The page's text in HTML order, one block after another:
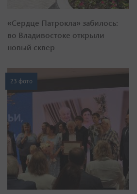
«Сердце Патрокла» забилось:
во Владивостоке открыли
новый сквер
23 фото